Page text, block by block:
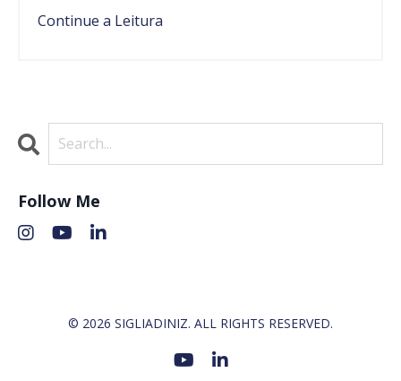
Continue a Leitura
Follow Me
© 2026 SIGLIADINIZ. ALL RIGHTS RESERVED.